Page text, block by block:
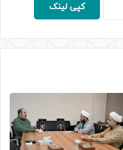
کپی لینک